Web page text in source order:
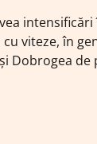
intensificări
viteze, în
Dobrogea de